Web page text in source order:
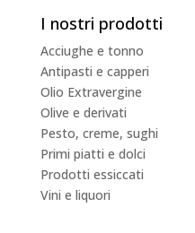
I nostri prodotti
Acciughe e tonno
Antipasti e capperi
Olio Extravergine
Olive e derivati
Pesto, creme, sughi
Primi piatti e dolci
Prodotti essiccati
Vini e liquori